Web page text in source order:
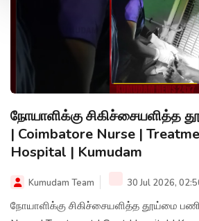
நோயாளிக்கு சிகிச்சையளித்த
| Coimbatore Nurse |
Hospital | Kumudam
Kumudam Team 30 Jul 2026,
நோயாளிக்கு சிகிச்சையளித்த தூய்மை